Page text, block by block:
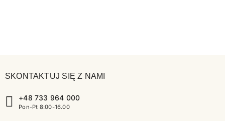
SKONTAKTUJ SIĘ Z NAMI
+48 733 964 000
Pon-Pt 8:00-16.00